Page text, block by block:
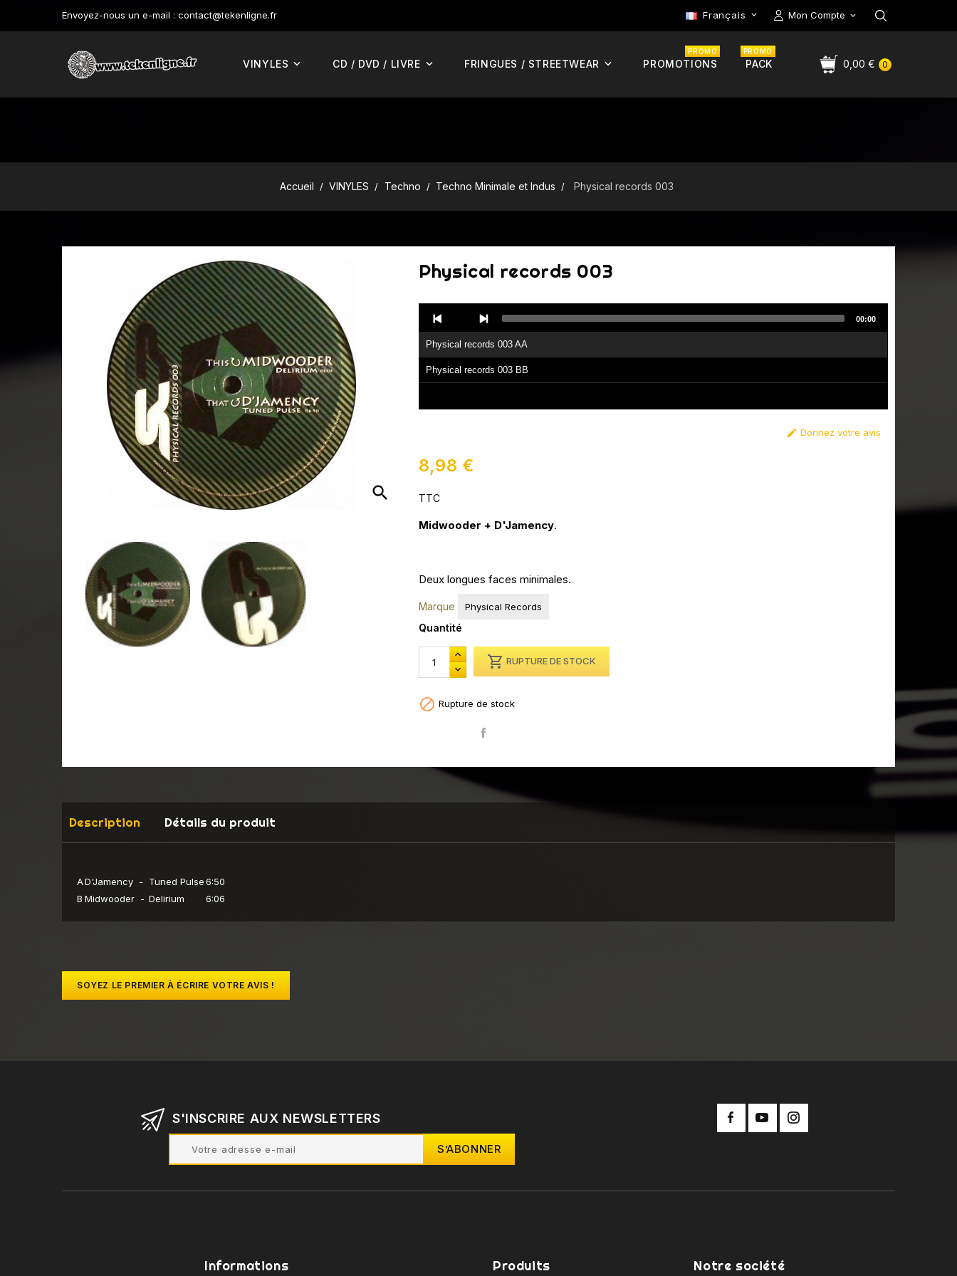
Envoyez-nous un e-mail : contact@tekenligne.fr Mon Compte
Français 
0
0,00 €
VINYLES CD / DVD / LIVRE FRINGUES / STREETWEAR PROMOTIONS
PROMO
PACK
PROMO
Accueil VINYLES Techno Techno Minimale et Indus Physical records 003
search
Physical records 003
Player
Physical records 003 AA
Physical records 003 BB
00:00
 Donnez votre avis
8,98 €
TTC
Midwooder + D'Jamency.
Deux longues faces minimales.
Marque Physical Records
Quantité
 RUPTURE DE STOCK
 Rupture de stock
Description Détails du produit
AD'Jamency - Tuned Pulse6:50
B Midwooder - Delirium 6:06
SOYEZ LE PREMIER À ÉCRIRE VOTRE AVIS !
S'INSCRIRE AUX NEWSLETTERS
Informations Produits Notre société